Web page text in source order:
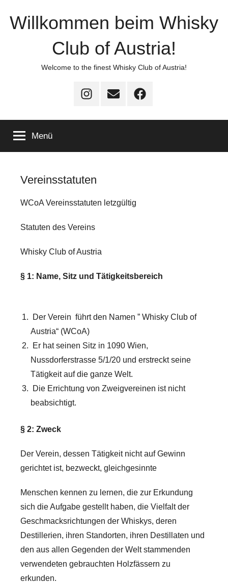
InhaltWillkommen beim Whisky
Club of Austria!
Welcome to the finest Whisky Club of Austria!
Instagram
WCOA
E-
Facebook
WCOA
Menü
Vereinsstatuten
WCoA Vereinsstatuten letzgültig
Statuten des Vereins
Whisky Club of Austria
§ 1: Name, Sitz und Tätigkeitsbereich
Der Verein führt den Namen ” Whisky Club of
Austria“ (WCoA)
Er hat seinen Sitz in 1090 Wien,
Nussdorferstrasse 5/1/20 und erstreckt seine
Tätigkeit auf die ganze Welt.
Die Errichtung von Zweigvereinen ist nicht
beabsichtigt.
§ 2: Zweck
Der Verein, dessen Tätigkeit nicht auf Gewinn
gerichtet ist, bezweckt, gleichgesinnte
Menschen kennen zu lernen, die zur Erkundung
sich die Aufgabe gestellt haben, die Vielfalt der
Geschmacksrichtungen der Whiskys, deren
Destillerien, ihren Standorten, ihren Destillaten und
den aus allen Gegenden der Welt stammenden
verwendeten gebrauchten Holzfässern zu
erkunden.